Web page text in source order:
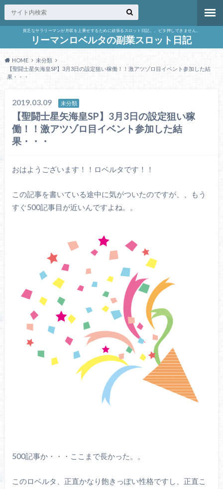
貧乏なサラリーマンが月収を上乗せするために頑張るスロット日記。。ビタ押しできません。
リーマンロベルタの副業スロット日記
HOME
未分類
【聖闘士星矢海皇SP】3月3日の設定狙い稼働！！激アツゾロ目イベント参加した結
果・・・
2019.03.09 未分類
【聖闘士星矢海皇SP】3月3日の設定狙い稼
働！！激アツゾロ目イベント参加した結
果・・・
おはようございます！！ロベルタです！！
この記事を書いている途中に気がついたのですが、、もう
すぐ500記事目が近いんですよね。。
500記事か・・・ここまで長かった。。
このロベルタ、正直かなり飽きっぽい性格ですし、正直こ